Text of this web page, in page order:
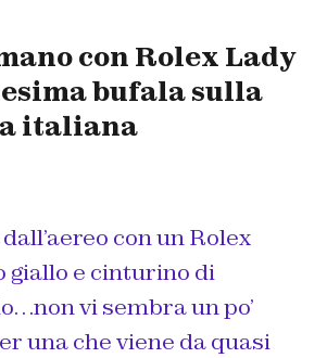
con Rolex Lady
bufala sulla
italiana
con un Rolex
giallo e cinturino di
vi sembra un po’
una che viene da quasi